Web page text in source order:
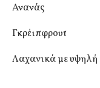
Ανανάς
Γκρέιπφρουτ
Λαχανικά με υψηλή